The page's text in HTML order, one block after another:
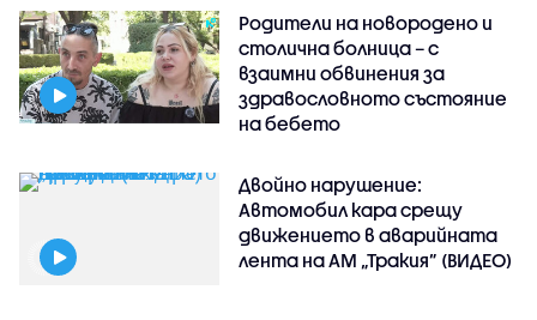
Родители на новородено и
столична болница – с
взаимни обвинения за
здравословното състояние
на бебето
Двойно нарушение:
Автомобил кара срещу
движението в аварийната
лента на АМ „Тракия” (ВИДЕО)